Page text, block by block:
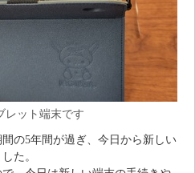
レット端末です
の5年間が過ぎ、今日から新しい
た。